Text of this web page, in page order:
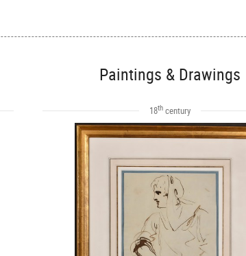
Paintings & Drawings
18th century